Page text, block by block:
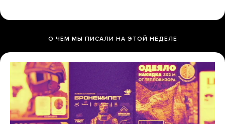
О ЧЕМ МЫ ПИСАЛИ НА ЭТОЙ НЕДЕЛЕ